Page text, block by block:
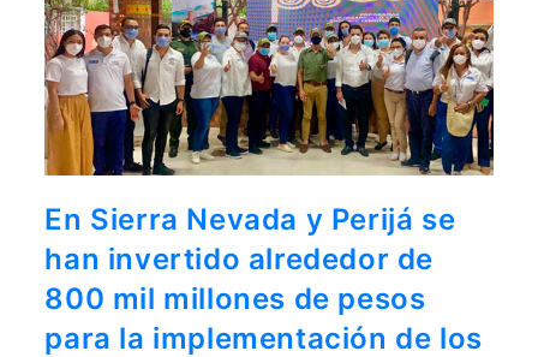
oficialwww.renovacionterritorio.gov.co
/central-pdet, a la cual se puede
acceder directamente haciendo clic
aquí.
Por lo tanto, este sitio web
únicamente servirá como repositorio
de información previa al mes de julio
de 2026.
En Sierra Nevada y Perijá se
han invertido alrededor de
800 mil millones de pesos
para la implementación de los